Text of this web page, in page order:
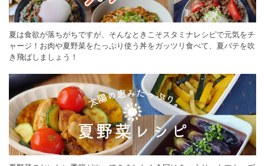
夏は食欲が落ちがちですが、そんなときこそスタミナレシピで元気をチ
ャージ！お肉や夏野菜をたっぷり使う丼をガッツリ食べて、夏バテを吹
き飛ばしましょう！